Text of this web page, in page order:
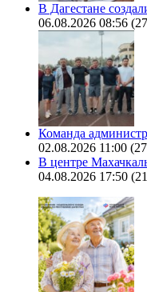
В Дагестане
06.08.2026 08:56
Команда
02.08.2026 11:00
В центре
04.08.2026 17:50